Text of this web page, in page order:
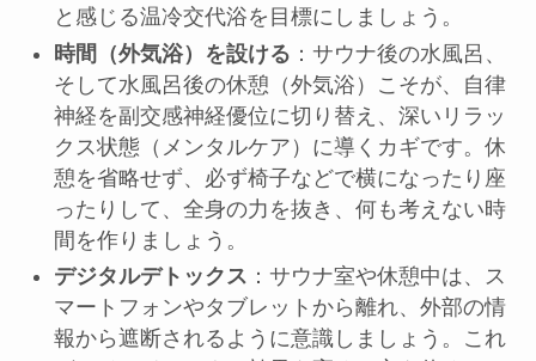
と感じる温冷交代浴を目標にしましょう。
時間（外気浴）を設ける ：サウナ後の水風呂、
そして水風呂後の休憩（外気浴）こそが、自律
神経を副交感神経優位に切り替え、深いリラッ
クス状態（メンタルケア）に導くカギです。休
憩を省略せず、必ず椅子などで横になったり座
ったりして、全身の力を抜き、何も考えない時
間を作りましょう。
デジタルデトックス ：サウナ室や休憩中は、ス
マートフォンやタブレットから離れ、外部の情
報から遮断されるように意識しましょう。これ